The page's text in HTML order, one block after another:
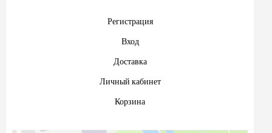
Регистрация
Вход
Доставка
Личный кабинет
Корзина